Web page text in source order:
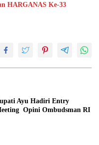
HARGANAS Ke-33
Ayu Hadiri Entry
Opini Ombudsman RI